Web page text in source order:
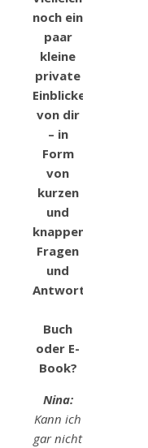
noch ein
paar
kleine
private
Einblicke
von dir
– in
Form
von
kurzen
und
knappen
Fragen
und
Antworten.
Buch
oder E-
Book?
Nina:
Kann ich
gar nicht